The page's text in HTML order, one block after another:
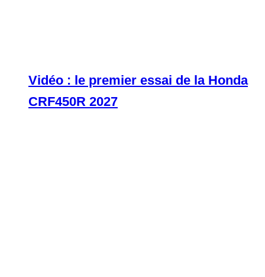
Vidéo : le premier essai de la Honda
CRF450R 2027